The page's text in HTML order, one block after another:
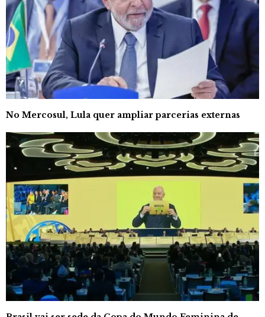
No Mercosul, Lula quer ampliar parcerias externas